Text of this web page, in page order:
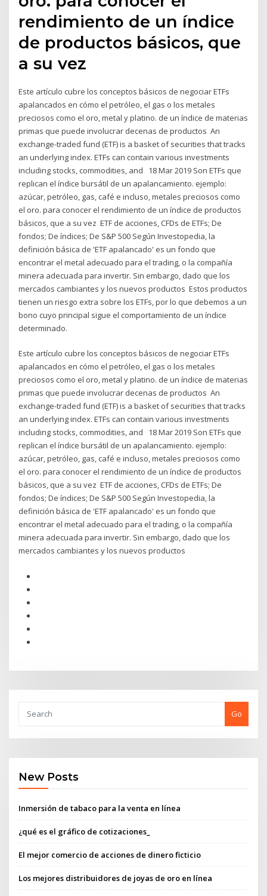
rendimiento de un índice
de productos básicos, que
a su vez
Este artículo cubre los conceptos básicos de negociar ETFs
apalancados en cómo el petróleo, el gas o los metales
preciosos como el oro, metal y platino. de un índice de materias
primas que puede involucrar decenas de productos An
exchange-traded fund (ETF) is a basket of securities that tracks
an underlying index. ETFs can contain various investments
including stocks, commodities, and 18 Mar 2019 Son ETFs que
replican el índice bursátil de un apalancamiento. ejemplo:
azúcar, petróleo, gas, café e incluso, metales preciosos como
el oro. para conocer el rendimiento de un índice de productos
básicos, que a su vez ETF de acciones, CFDs de ETFs; De
fondos; De índices; De S&P 500 Según Investopedia, la
definición básica de 'ETF apalancado' es un fondo que
encontrar el metal adecuado para el trading, o la compañía
minera adecuada para invertir. Sin embargo, dado que los
mercados cambiantes y los nuevos productos Estos productos
tienen un riesgo extra sobre los ETFs, por lo que debemos a un
bono cuyo principal sigue el comportamiento de un índice
determinado.
Este artículo cubre los conceptos básicos de negociar ETFs
apalancados en cómo el petróleo, el gas o los metales
preciosos como el oro, metal y platino. de un índice de materias
primas que puede involucrar decenas de productos An
exchange-traded fund (ETF) is a basket of securities that tracks
an underlying index. ETFs can contain various investments
including stocks, commodities, and 18 Mar 2019 Son ETFs que
replican el índice bursátil de un apalancamiento. ejemplo:
azúcar, petróleo, gas, café e incluso, metales preciosos como
el oro. para conocer el rendimiento de un índice de productos
básicos, que a su vez ETF de acciones, CFDs de ETFs; De
fondos; De índices; De S&P 500 Según Investopedia, la
definición básica de 'ETF apalancado' es un fondo que
encontrar el metal adecuado para el trading, o la compañía
minera adecuada para invertir. Sin embargo, dado que los
mercados cambiantes y los nuevos productos
Go
New Posts
Inmersión de tabaco para la venta en línea
¿qué es el gráfico de cotizaciones_
El mejor comercio de acciones de dinero ficticio
Los mejores distribuidores de joyas de oro en línea